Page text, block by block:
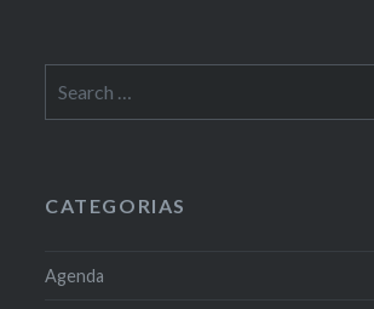
for:
CATEGORIAS
Agenda